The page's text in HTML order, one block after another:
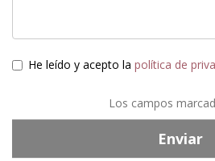
He leído y acepto la política de
Los campos
Enviar